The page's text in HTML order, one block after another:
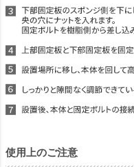
使用上のご注意